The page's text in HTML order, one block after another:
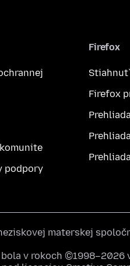
podpory
Firefox
Stiahnuť
Firefox
materskej
v rokoch